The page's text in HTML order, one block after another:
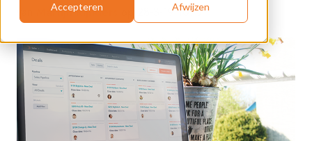
Accepteren Afwijzen
Martijn Rijnders op 28-3-19 10:17